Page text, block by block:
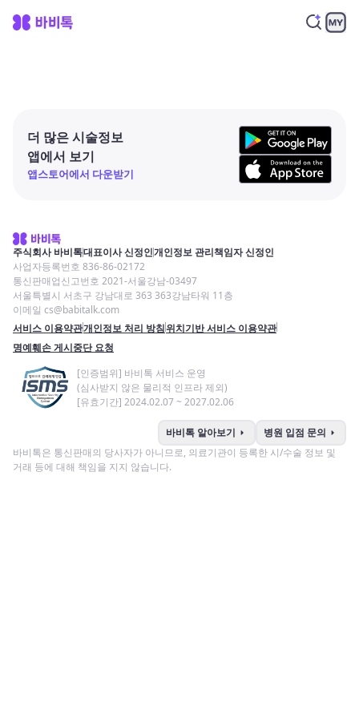
더 많은 시술정보
앱에서 보기
앱스토어에서 다운받기
주식회사 바비톡대표이사 신정인개인정보 관리책임자 신정인
사업자등록번호 836-86-02172
통신판매업신고번호 2021-서울강남-03497
서울특별시 서초구 강남대로 363 363강남타워 11층
이메일 cs@babitalk.com
서비스 이용약관개인정보 처리 방침위치기반 서비스 이용약관
명예훼손 게시중단 요청
[인증범위] 바비톡 서비스 운영
(심사받지 않은 물리적 인프라 제외)
[유효기간] 2024.02.07 ~ 2027.02.06
바비톡 알아보기 arrow_right 병원 입점 문의 arrow_right
바비톡은 통신판매의 당사자가 아니므로, 의료기관이 등록한 시/수술 정보 및
거래 등에 대해 책임을 지지 않습니다.